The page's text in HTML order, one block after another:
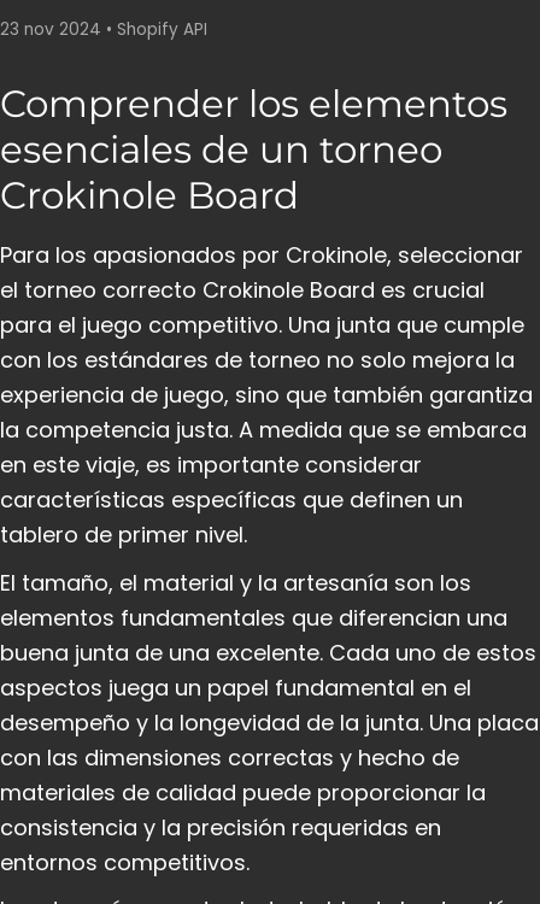
23 nov 2024 • Shopify API
Comprender los elementos
esenciales de un torneo
Crokinole Board
Para los apasionados por Crokinole, seleccionar
el torneo correcto Crokinole Board es crucial
para el juego competitivo. Una junta que cumple
con los estándares de torneo no solo mejora la
experiencia de juego, sino que también garantiza
la competencia justa. A medida que se embarca
en este viaje, es importante considerar
características específicas que definen un
tablero de primer nivel.
El tamaño, el material y la artesanía son los
elementos fundamentales que diferencian una
buena junta de una excelente. Cada uno de estos
aspectos juega un papel fundamental en el
desempeño y la longevidad de la junta. Una placa
con las dimensiones correctas y hecho de
materiales de calidad puede proporcionar la
consistencia y la precisión requeridas en
entornos competitivos.